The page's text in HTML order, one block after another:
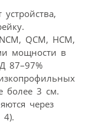
QCM, HCM,
мощности в
87–97%
более 3 см.
через
4).